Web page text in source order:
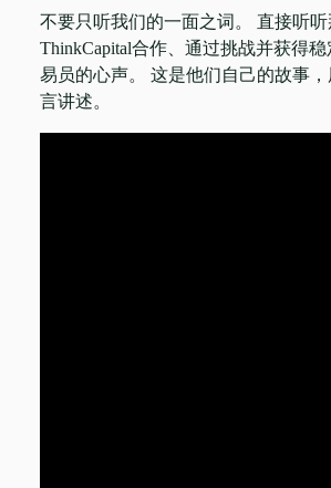
不要只听我们的一面之词。 直接听
ThinkCapital合作、通过挑战并获得
易员的心声。 这是他们自己的故事
言讲述。